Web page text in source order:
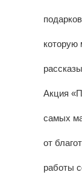
которую
Акция
самых
от
работы